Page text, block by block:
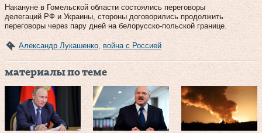
Накануне в Гомельской области состоялись переговоры
делегаций РФ и Украины, стороны договорились продолжить
переговоры через пару дней на белорусско-польской границе.
Александр Лукашенко война с Россией
материалы по теме